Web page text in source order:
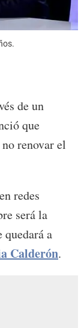
de un
que
renovar el
redes
será la
a
Calderón.